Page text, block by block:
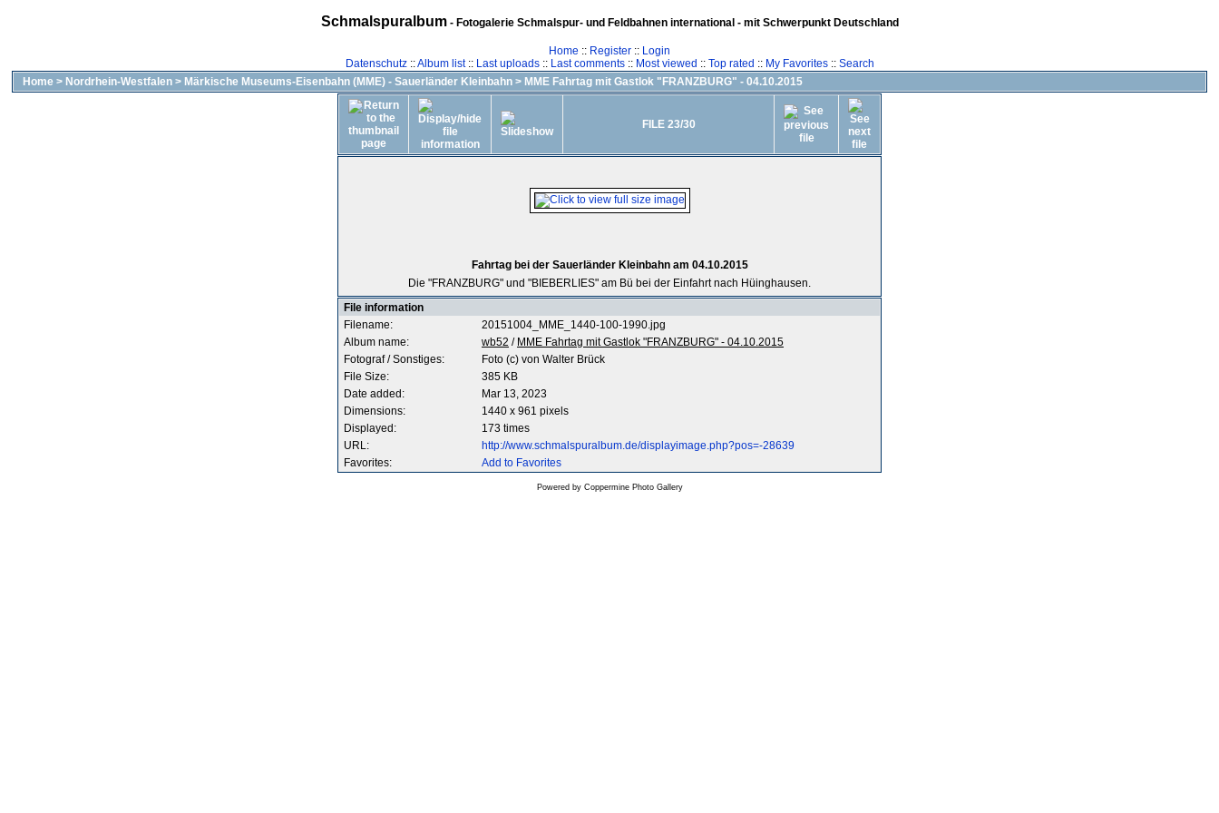
Schmalspuralbum- Fotogalerie Schmalspur- und Feldbahnen international - mit Schwerpunkt Deutschland
Home :: Register :: Login
Datenschutz::Album list:: Last uploads:: Last comments:: Most viewed :: Top rated :: My Favorites:: Search
Home > Nordrhein-Westfalen > Märkische Museums-Eisenbahn (MME) - Sauerländer Kleinbahn > MME Fahrtag mit Gastlok "FRANZBURG" - 04.10.2015
FILE 23/30
Fahrtag bei der Sauerländer Kleinbahn am 04.10.2015
Die "FRANZBURG" und "BIEBERLIES" am Bü bei der Einfahrt nach Hüinghausen.
File information
Filename:
20151004_MME_1440-100-1990.jpg
Album name:
wb52 / MME Fahrtag mit Gastlok "FRANZBURG" - 04.10.2015
Fotograf / Sonstiges:
Foto (c) von Walter Brück
File Size:
385 KB
Date added:
Mar 13, 2023
Dimensions:
1440 x 961 pixels
Displayed:
173 times
URL:
http://www.schmalspuralbum.de/displayimage.php?pos=-28639
Favorites:
Add to Favorites
Powered by Coppermine Photo Gallery